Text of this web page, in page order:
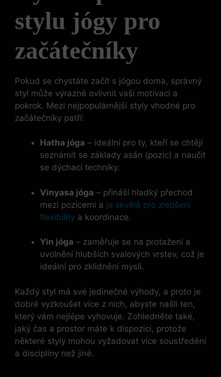
stylu jógy pro
začátečníky
Pokud se chystáte začít s jógou doma, správný
styl může výrazně ovlivnit vaši motivaci a
pokrok. Mezi nejpopulárnější styly vhodné pro
začátečníky patří:
Hatha jóga – ideální pro ty, kteří se chtějí
seznámit se základy asán (pozic) a naučit
se dýchací techniky.
Vinyasa jóga – přináší hladký přechod
mezi pozicemi a je skvělá pro zlepšení
flexibility a koordinace.
Yin jóga – zaměřuje se na protažení a
uvolnění hlubších svalových vrstev, což je
ideální pro zklidnění mysli.
Každý styl má své jedinečné výhody, a proto je
dobré vyzkoušet více z nich, abyste našli ten,
který vám nejlépe vyhovuje. Zohledněte také,
jaký čas a prostor máte k dispozici, protože
některé styly mohou vyžadovat více soustředění
a disciplíny než jiné.